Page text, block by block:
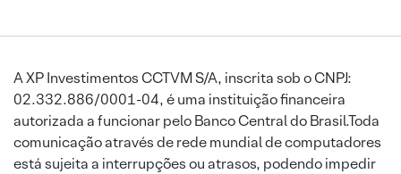
A XP Investimentos CCTVM S/A, inscrita sob o CNPJ:
02.332.886/0001-04, é uma instituição financeira
autorizada a funcionar pelo Banco Central do Brasil.Toda
comunicação através de rede mundial de computadores
está sujeita a interrupções ou atrasos, podendo impedir